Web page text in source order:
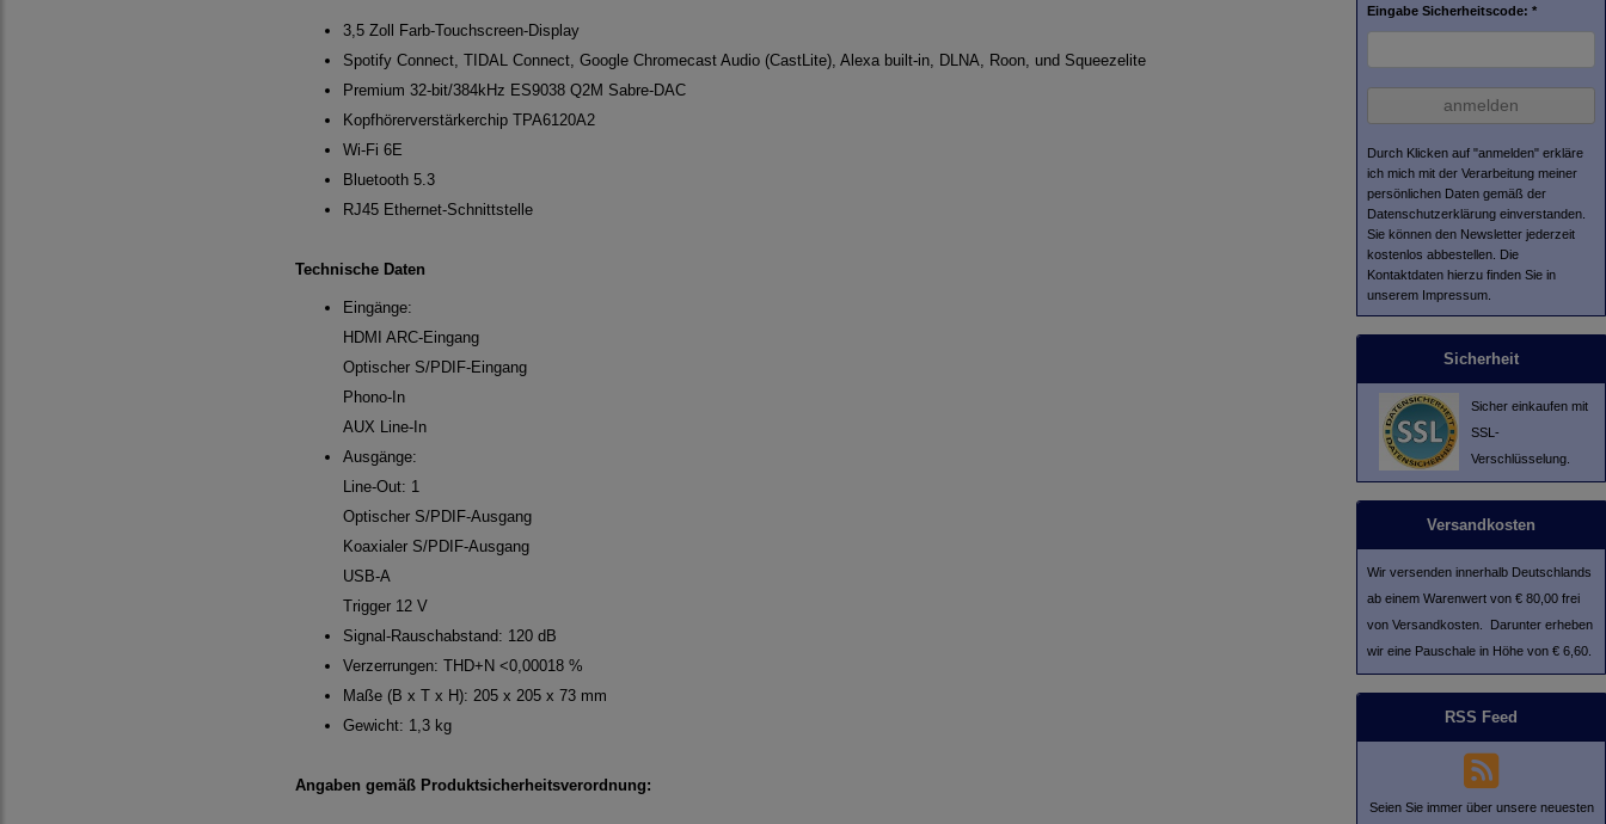
3,5 Zoll Farb-Touchscreen-Display
Spotify Connect, TIDAL Connect, Google Chromecast Audio (CastLite), Alexa built-in, DLNA, Roon, und Squeezelite
Premium 32-bit/384kHz ES9038 Q2M Sabre-DAC
Kopfhörerverstärkerchip TPA6120A2
Wi-Fi 6E
Bluetooth 5.3
RJ45 Ethernet-Schnittstelle
Technische Daten
Eingänge:
HDMI ARC-Eingang
Optischer S/PDIF-Eingang
Phono-In
AUX Line-In
Ausgänge:
Line-Out: 1
Optischer S/PDIF-Ausgang
Koaxialer S/PDIF-Ausgang
USB-A
Trigger 12 V
Signal-Rauschabstand: 120 dB
Verzerrungen: THD+N <0,00018 %
Maße (B x T x H): 205 x 205 x 73 mm
Gewicht: 1,3 kg
Angaben gemäß Produktsicherheitsverordnung:
Eingabe Sicherheitscode: *
anmelden
Durch Klicken auf "anmelden" erkläre
ich mich mit der Verarbeitung meiner
persönlichen Daten gemäß der
Datenschutzerklärung einverstanden.
Sie können den Newsletter jederzeit
kostenlos abbestellen. Die
Kontaktdaten hierzu finden Sie in
unserem Impressum.
Sicherheit
Sicher einkaufen mit
SSL-
Verschlüsselung.
Versandkosten
Wir versenden innerhalb Deutschlands
ab einem Warenwert von € 80,00 frei
von Versandkosten. Darunter erheben
wir eine Pauschale in Höhe von € 6,60.
RSS Feed
Seien Sie immer über unsere neuesten